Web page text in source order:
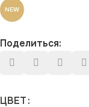
NEW
Поделиться:
ЦВЕТ